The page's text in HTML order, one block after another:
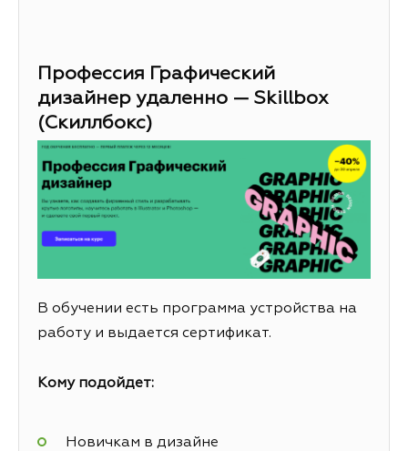
Профессия Графический
дизайнер удаленно — Skillbox
(Скиллбокс)
В обучении есть программа устройства на
работу и выдается сертификат.
Кому подойдет:
Новичкам в дизайне